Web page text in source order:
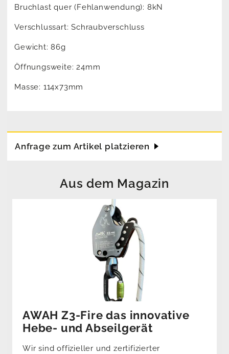
Bruchlast quer (Fehlanwendung): 8kN
Verschlussart: Schraubverschluss
Gewicht: 86g
Öffnungsweite: 24mm
Masse: 114x73mm
Anfrage zum Artikel platzieren
Aus dem Magazin
AWAH Z3-Fire das innovative
Hebe- und Abseilgerät
Wir sind offizieller und zertifizierter